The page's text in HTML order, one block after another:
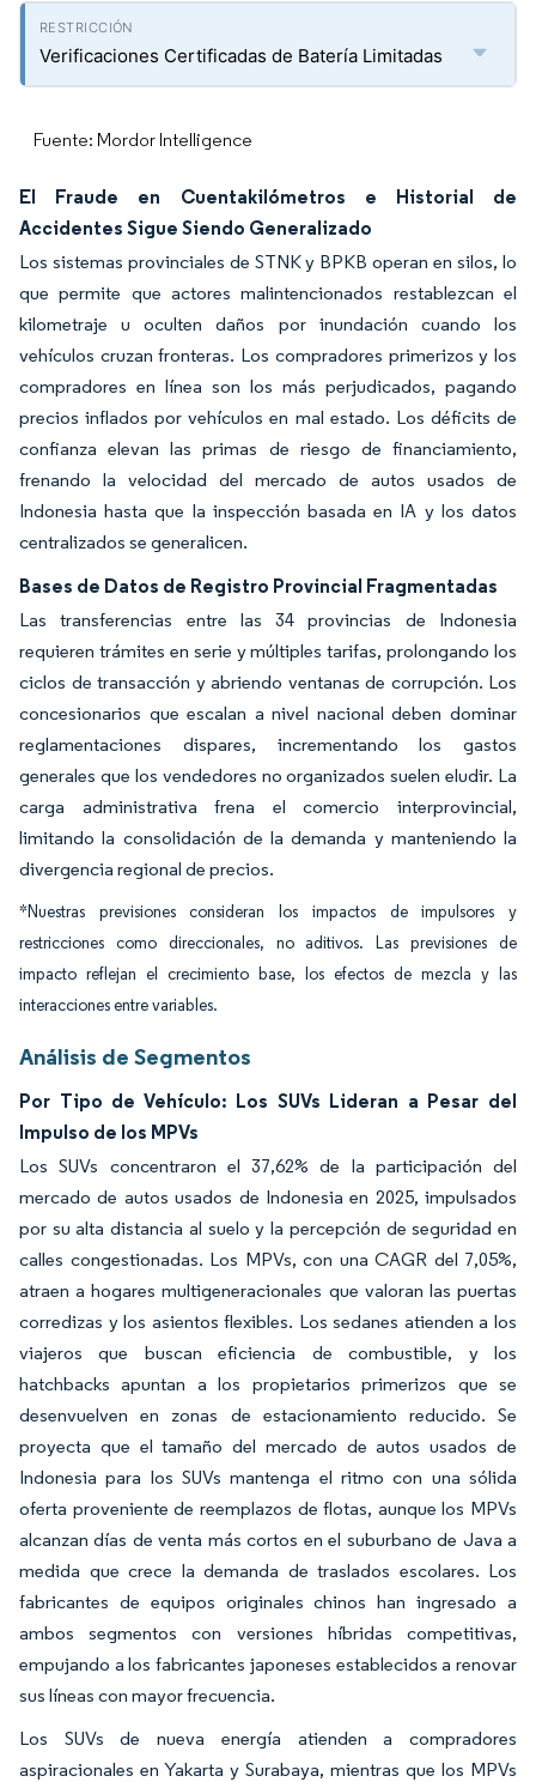
Verificaciones Certificadas de Batería Limitadas
Fuente: Mordor Intelligence
El Fraude en Cuentakilómetros e Historial de
Accidentes Sigue Siendo Generalizado
Los sistemas provinciales de STNK y BPKB operan en silos, lo
que permite que actores malintencionados restablezcan el
kilometraje u oculten daños por inundación cuando los
vehículos cruzan fronteras. Los compradores primerizos y los
compradores en línea son los más perjudicados, pagando
precios inflados por vehículos en mal estado. Los déficits de
confianza elevan las primas de riesgo de financiamiento,
frenando la velocidad del mercado de autos usados de
Indonesia hasta que la inspección basada en IA y los datos
centralizados se generalicen.
Bases de Datos de Registro Provincial Fragmentadas
Las transferencias entre las 34 provincias de Indonesia
requieren trámites en serie y múltiples tarifas, prolongando los
ciclos de transacción y abriendo ventanas de corrupción. Los
concesionarios que escalan a nivel nacional deben dominar
reglamentaciones dispares, incrementando los gastos
generales que los vendedores no organizados suelen eludir. La
carga administrativa frena el comercio interprovincial,
limitando la consolidación de la demanda y manteniendo la
divergencia regional de precios.
*Nuestras previsiones consideran los impactos de impulsores y
restricciones como direccionales, no aditivos. Las previsiones de
impacto reflejan el crecimiento base, los efectos de mezcla y las
interacciones entre variables.
Análisis de Segmentos
Por Tipo de Vehículo: Los SUVs Lideran a Pesar del
Impulso de los MPVs
Los SUVs concentraron el 37,62% de la participación del
mercado de autos usados de Indonesia en 2025, impulsados
por su alta distancia al suelo y la percepción de seguridad en
calles congestionadas. Los MPVs, con una CAGR del 7,05%,
atraen a hogares multigeneracionales que valoran las puertas
corredizas y los asientos flexibles. Los sedanes atienden a los
viajeros que buscan eficiencia de combustible, y los
hatchbacks apuntan a los propietarios primerizos que se
desenvuelven en zonas de estacionamiento reducido. Se
proyecta que el tamaño del mercado de autos usados de
Indonesia para los SUVs mantenga el ritmo con una sólida
oferta proveniente de reemplazos de flotas, aunque los MPVs
alcanzan días de venta más cortos en el suburbano de Java a
medida que crece la demanda de traslados escolares. Los
fabricantes de equipos originales chinos han ingresado a
ambos segmentos con versiones híbridas competitivas,
empujando a los fabricantes japoneses establecidos a renovar
sus líneas con mayor frecuencia.
Los SUVs de nueva energía atienden a compradores
aspiracionales en Yakarta y Surabaya, mientras que los MPVs